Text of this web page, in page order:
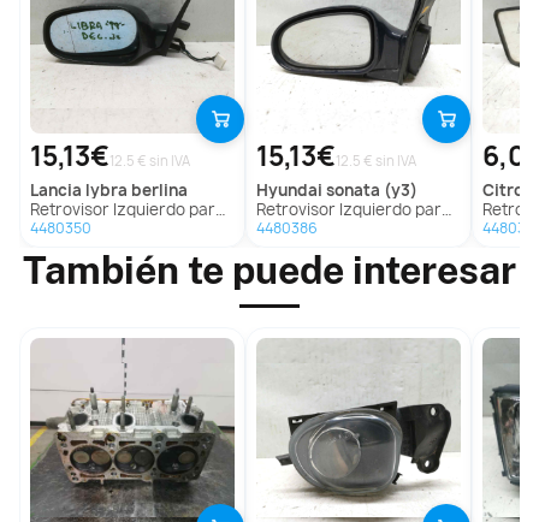
15,13€12.5 € sin IVA
lancia lybra berlina
Retrovisor Izquierdo para Lancia Lybra Berlina
4480350
15,13€12.5 € sin IVA
hyundai sonata (y3)
Retrovisor Izquierdo para Hyundai Sonata (Y3)
4480386
También te puede interesar